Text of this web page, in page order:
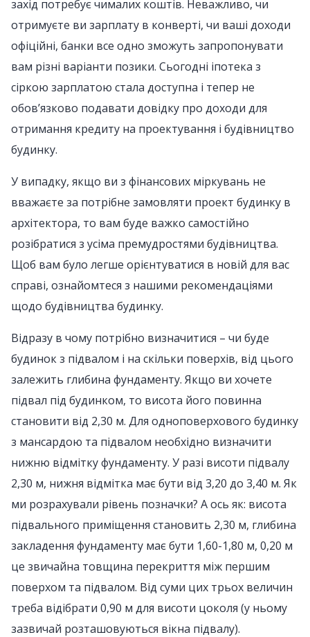
захід потребує чималих коштів. Неважливо, чи
отримуєте ви зарплату в конверті, чи ваші доходи
офіційні, банки все одно зможуть запропонувати
вам різні варіанти позики. Сьогодні іпотека з
сіркою зарплатою стала доступна і тепер не
обов’язково подавати довідку про доходи для
отримання кредиту на проектування і будівництво
будинку.
У випадку, якщо ви з фінансових міркувань не
вважаєте за потрібне замовляти проект будинку в
архітектора, то вам буде важко самостійно
розібратися з усіма премудростями будівництва.
Щоб вам було легше орієнтуватися в новій для вас
справі, ознайомтеся з нашими рекомендаціями
щодо будівництва будинку.
Відразу в чому потрібно визначитися – чи буде
будинок з підвалом і на скільки поверхів, від цього
залежить глибина фундаменту. Якщо ви хочете
підвал під будинком, то висота його повинна
становити від 2,30 м. Для одноповерхового будинку
з мансардою та підвалом необхідно визначити
нижню відмітку фундаменту. У разі висоти підвалу
2,30 м, нижня відмітка має бути від 3,20 до 3,40 м. Як
ми розрахували рівень позначки? А ось як: висота
підвального приміщення становить 2,30 м, глибина
закладення фундаменту має бути 1,60-1,80 м, 0,20 м
це звичайна товщина перекриття між першим
поверхом та підвалом. Від суми цих трьох величин
треба відібрати 0,90 м для висоти цоколя (у ньому
зазвичай розташовуються вікна підвалу).